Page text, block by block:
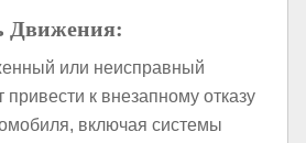
Движения:
или неисправный
привести к внезапному отказу
включая системы